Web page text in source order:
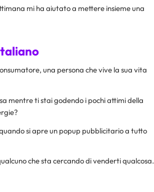
mi ha aiutato a mettere insieme una
una persona che vive la sua vita
mentre ti stai godendo i pochi attimi della
si apre un popup pubblicitario a tutto
che sta cercando di venderti qualcosa.